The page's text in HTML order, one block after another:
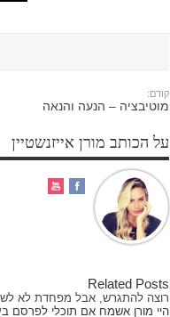
קודם:
מוטיבציה – הנעה והנאה
על הכותב מורן אייזנשטיין
Related Posts
רוצה להתגרש, אבל מפחדת לא